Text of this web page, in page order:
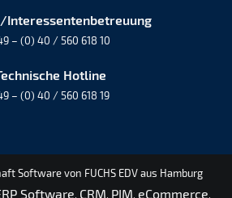
Interessentenbetreuung
– (0) 40 / 560 618 10
Hotline
– (0) 40 / 560 618 19
Software von FUCHS EDV aus Hamburg
Software. CRM. PIM. eCommerce.